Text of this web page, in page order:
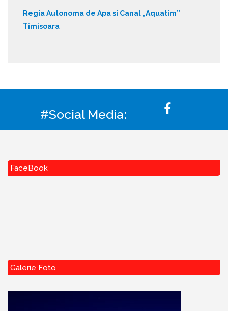
Regia Autonoma de Apa si Canal „Aquatim”
Timisoara
#Social Media:
FaceBook
Galerie Foto